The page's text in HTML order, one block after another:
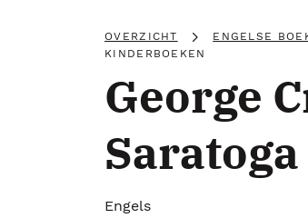
OVERZICHT
ENGELSE
KINDERBOEKEN
George
Engels